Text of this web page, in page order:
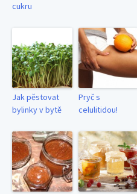
cukru
Jak pěstovat
bylinky v bytě
Pryč s
celulitidou!